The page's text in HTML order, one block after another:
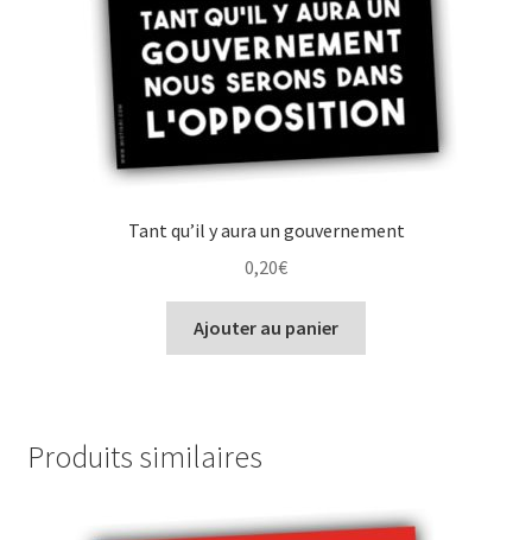
Tant qu’il y aura un gouvernement
0,20€
Ajouter au panier
Produits similaires